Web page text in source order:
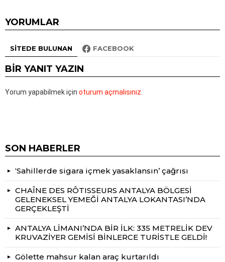
YORUMLAR
SITEDE BULUNAN FACEBOOK
BIR YANIT YAZIN
Yorum yapabilmek için oturum açmalısınız
SON HABERLER
‘Sahillerde sigara içmek yasaklansın’ çağrısı
CHAÎNE DES RÔTISSEURS ANTALYA BÖLGESİ
GELENEKSEL YEMEĞİ ANTALYA LOKANTASI’NDA
GERÇEKLEŞTİ
ANTALYA LİMANI’NDA BİR İLK: 335 METRELİK DEV
KRUVAZİYER GEMİSİ BİNLERCE TURİSTLE GELDİ!
Gölette mahsur kalan araç kurtarıldı